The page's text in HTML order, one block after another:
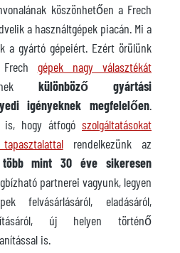
köszönhetően a Frech
a használtgépek piacán. Mi a
a gyártó gépeiért. Ezért örülünk
gépek nagy választékát
különböző gyártási
igényeknek megfelelően.
is, hogy átfogó szolgáltatásokat
rendelkezünk az
több mint 30 éve sikeresen
partnerei vagyunk, legyen
felvásárlásáról, eladásáról,
új helyen történő
is.